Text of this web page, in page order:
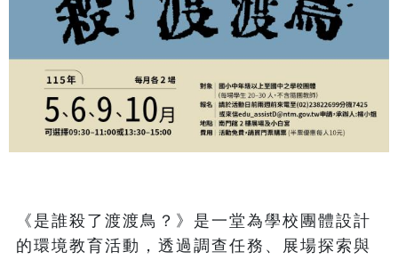
《是誰殺了渡渡鳥？》是一堂為學校團體設計
的環境教育活動，透過調查任務、展場探索與